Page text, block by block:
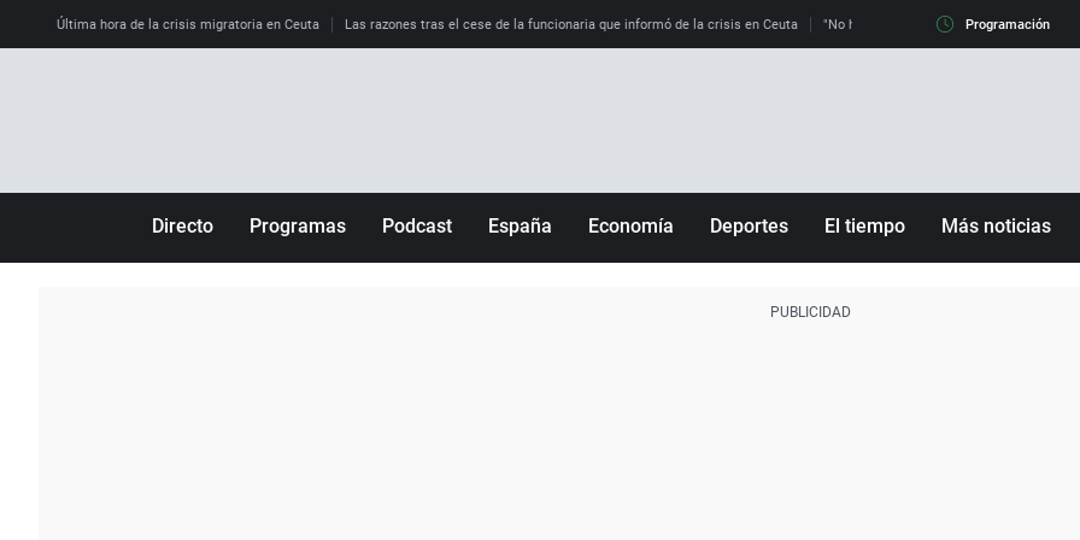
Última hora de la crisis migratoria en Ceuta Las razones tras el cese de la funcionaria que informó de la crisis en Ceuta "No hay mafias, que no nos engañen":
Programación
Directo Programas Podcast España Economía Deportes El tiempo Más noticias